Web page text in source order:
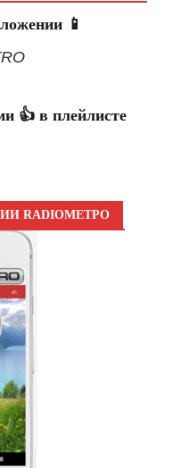
📱
👍 в плейлисте
RADIOМЕТРО